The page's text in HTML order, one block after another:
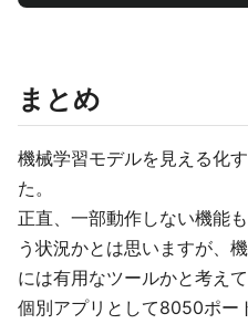
まとめ
機械学習モデルを見える化
た。
正直、一部動作しない機能
う状況かとは思いますが、
には有用なツールかと考えて
個別アプリとして8050ポ